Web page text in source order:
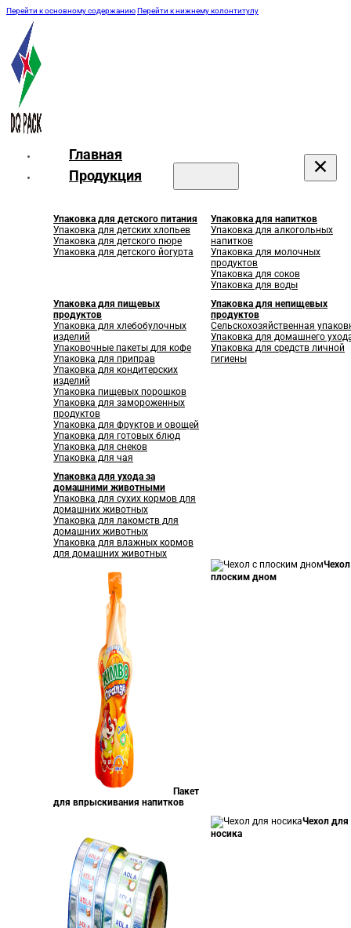
Перейти к основному содержаниюПерейти к нижнему колонтитулу
Главная
Продукция
Упаковка для детского питания
Упаковка для детских хлопьев
Упаковка для детского пюре
Упаковка для детского йогурта
Упаковка для напитков
Упаковка для алкогольных
напитков
Упаковка для молочных
продуктов
Упаковка для соков
Упаковка для воды
Упаковка для пищевых
продуктов
Упаковка для хлебобулочных
изделий
Упаковочные пакеты для кофе
Упаковка для приправ
Упаковка для кондитерских
изделий
Упаковка пищевых порошков
Упаковка для замороженных
продуктов
Упаковка для фруктов и овощей
Упаковка для готовых блюд
Упаковка для снеков
Упаковка для чая
Упаковка для непищевых
продуктов
Сельскохозяйственная
Упаковка для домашнего
Упаковка для средств личной
гигиены
Упаковка для ухода за
домашними животными
Упаковка для сухих кормов для
домашних животных
Упаковка для лакомств для
домашних животных
Упаковка для влажных кормов
для домашних животных
Пакет
для впрыскивания напитков
плоским дном
Чехол для
носика